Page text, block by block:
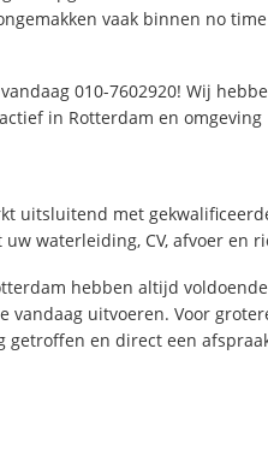
vaak binnen no
010-7602920! Wij
in Rotterdam en omgeving
uitsluitend met
waterleiding, CV, afvoer en
hebben altijd
vandaag uitvoeren. Voor
getroffen en direct een